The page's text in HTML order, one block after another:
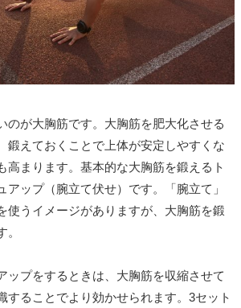
のが大胸筋です。大胸筋を肥大化させる
鍛えておくことで上体が安定しやすくな
高まります。基本的な大胸筋を鍛えるト
アップ（腕立て伏せ）です。「腕立て」
使うイメージがありますが、大胸筋を鍛
ップをするときは、大胸筋を収縮させて
することでより効かせられます。3セット